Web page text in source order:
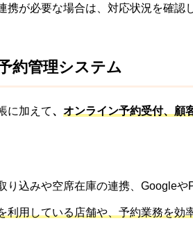
携が必要な場合は、対応状況を確認
約管理システム
に加えて、 オンライン予約受付、顧
り込みや空席在庫の連携、Google
利用している店舗や、予約業務を効